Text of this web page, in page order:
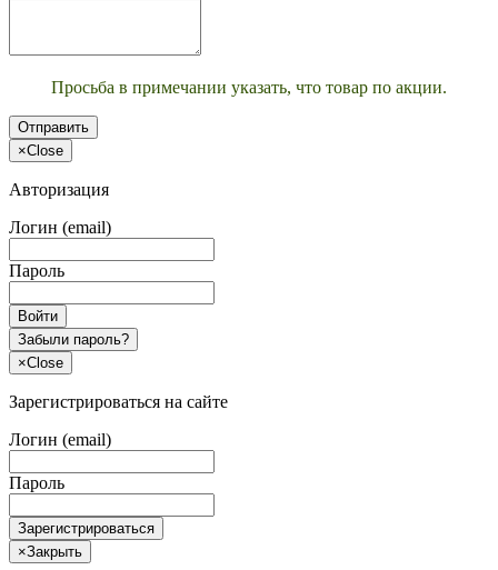
Просьба в примечании указать, что товар по акции.
Отправить
×Close
Авторизация
Логин (email)
Пароль
Войти
Забыли пароль?
×Close
Зарегистрироваться на сайте
Логин (email)
Пароль
Зарегистрироваться
×Закрыть